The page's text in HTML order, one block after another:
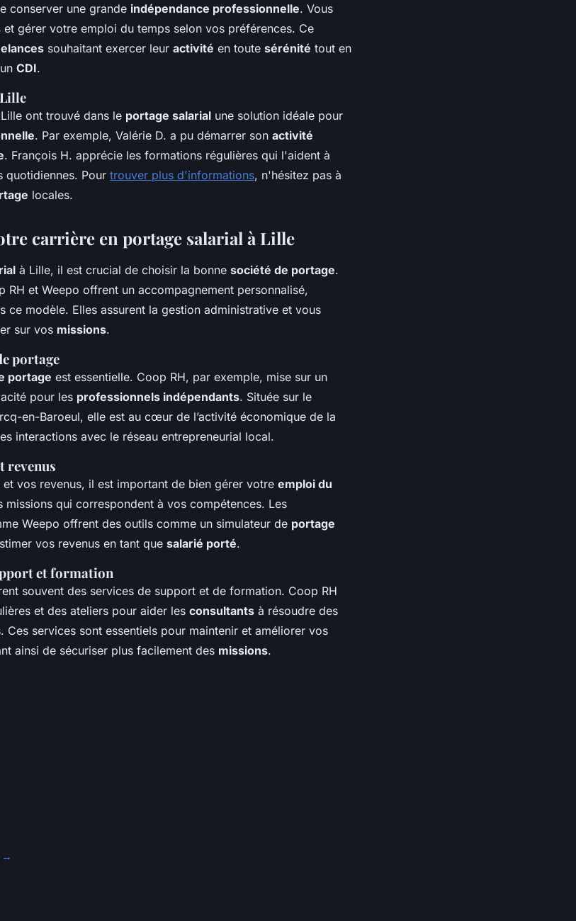
conserver une grande indépendance professionnelle. Vous
et gérer votre emploi du temps selon vos préférences. Ce
souhaitant exercer leur activité en toute sérénité tout en
CDI.
ont trouvé dans le portage salarial une solution idéale pour
. Par exemple, Valérie D. a pu démarrer son activité
. François H. apprécie les formations régulières qui l'aident à
quotidiennes. Pour trouver plus d'informations, n'hésitez pas à
locales.
carrière en portage salarial à Lille
à Lille, il est crucial de choisir la bonne société de portage.
RH et Weepo offrent un accompagnement personnalisé,
ce modèle. Elles assurent la gestion administrative et vous
sur vos missions.
portage
portage est essentielle. Coop RH, par exemple, mise sur un
pour les professionnels indépendants. Située sur le
en-Baroeul, elle est au cœur de l’activité économique de la
interactions avec le réseau entrepreneurial local.
revenus
et vos revenus, il est important de bien gérer votre emploi du
missions qui correspondent à vos compétences. Les
Weepo offrent des outils comme un simulateur de portage
vos revenus en tant que salarié porté.
et formation
souvent des services de support et de formation. Coop RH
et des ateliers pour aider les consultants à résoudre des
Ces services sont essentiels pour maintenir et améliorer vos
ainsi de sécuriser plus facilement des missions.
→